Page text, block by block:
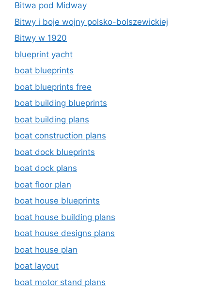
Bitwa pod Midway
Bitwy i boje wojny polsko-bolszewickiej
Bitwy w 1920
blueprint yacht
boat blueprints
boat blueprints free
boat building blueprints
boat building plans
boat construction plans
boat dock blueprints
boat dock plans
boat floor plan
boat house blueprints
boat house building plans
boat house designs plans
boat house plan
boat layout
boat motor stand plans